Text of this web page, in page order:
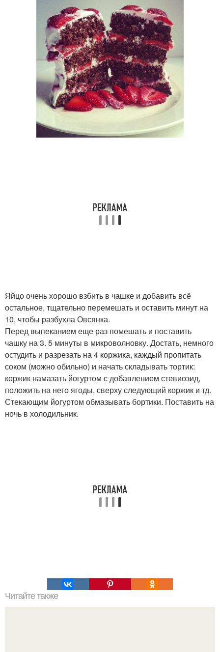
Яйцо очень хорошо взбить в чашке и добавить всё
остальное, тщательно перемешать и оставить минут на
10, чтобы разбухла Овсянка.
Перед выпеканием еще раз помешать и поставить
чашку на 3. 5 минуты в микроволновку. Достать, немного
остудить и разрезать на 4 коржика, каждый пропитать
соком (можно обильно) и начать складывать тортик:
коржик намазать йогуртом с добавлением стевиозид,
положить на него ягоды, сверху следующий коржик и тд.
Стекающим йогуртом обмазывать бортики. Поставить на
ночь в холодильник.
Читайте также